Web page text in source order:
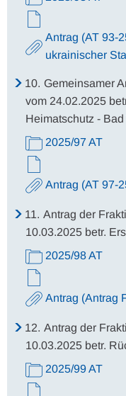
Antrag (AT 93-
ukrainischer
10. Gemeinsamer
vom 24.02.2025
Heimatschutz -
2025/97 AT
Antrag (AT 97-
11. Antrag der
10.03.2025 betr.
2025/98 AT
Antrag (Antrag
12. Antrag der
10.03.2025 betr.
2025/99 AT